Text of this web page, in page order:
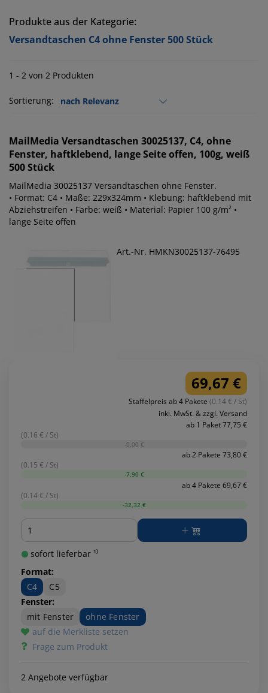
Produkte aus der Kategorie:
Versandtaschen C4 ohne Fenster 500 Stück
1 - 2 von 2 Produkten
Sortierung:
MailMedia Versandtaschen 30025137, C4, ohne
Fenster, haftklebend, lange Seite offen, 100g, weiß
500 Stück
MailMedia 30025137 Versandtaschen ohne Fenster.
• Format: C4 • Maße: 229x324mm • Klebung: haftklebend mit
Abziehstreifen • Farbe: weiß • Material: Papier 100 g/m² •
lange Seite offen
Art.-Nr. HMKN30025137-76495
69,67 €
Staffelpreis ab 4 Pakete (0.14 € / St)
inkl. MwSt. & zzgl. Versand
ab 1 Paket 77,75 €
(0.16 € / St)
-0,00 €
ab 2 Pakete 73,80 €
(0.15 € / St)
-7,90 €
ab 4 Pakete 69,67 €
(0.14 € / St)
-32,32 €
Menge
sofort lieferbar ¹⁾
Format:
C4
C5
Fenster:
mit Fenster
ohne Fenster
auf die Merkliste setzen
Frage zum Produkt
2 Angebote verfügbar